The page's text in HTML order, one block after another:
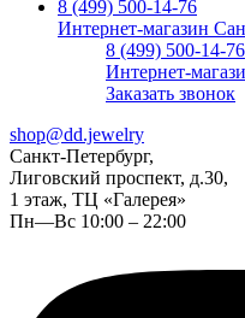
8 (499) 500-14-76
Интернет-магазин
8 (499) 500-14-76
Интернет-
Заказать звонок
shop@dd.jewelry
Санкт-Петербург,
Лиговский проспект, д.30,
1 этаж, ТЦ «Галерея»
Пн—Вс 10:00 – 22:00